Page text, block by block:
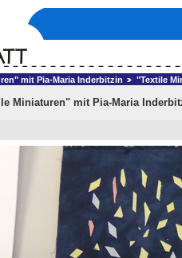
mit Pia-Maria Inderbitzin "Textile
Miniaturen" mit Pia-Maria